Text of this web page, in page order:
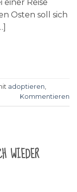
einer Reise
Osten soll sich
adoptieren,
Kommentieren
wieder